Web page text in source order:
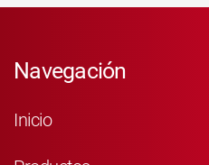
Navegación
Inicio